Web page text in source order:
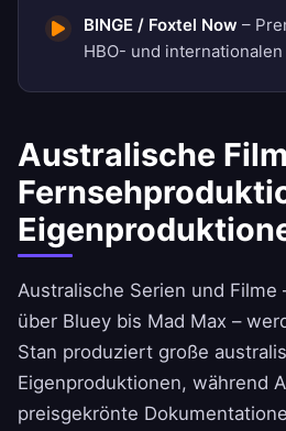
BINGE / Foxtel Now –
HBO- und
Australische
Australische Serien und Filme
über Bluey bis Mad Max –
Stan produziert große
Eigenproduktionen, während
preisgekrönte